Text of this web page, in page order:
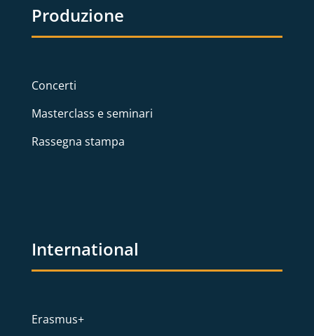
Produzione
Concerti
Masterclass e seminari
Rassegna stampa
International
Erasmus+